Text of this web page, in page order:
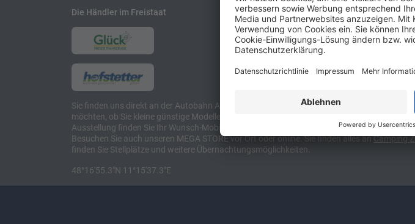
Die Händler im Freistaat
Sie finden uns direkt an der Autobahn A8 zwischen München und Stuttgart, 10 Minuten
möchten, ob Sie kleine günstige Modelle suchen, etwa kompakte Camper Vans, oder den
Ausstellung finden Sie Ihr Wunsch-Mobil und alles für Camping und Caravaning!
Besuchen Sie auch unseren MEGA STORE vor Ort oder online. Sie finden alles anCamping
finden Sie Stellplätze und weitere Übernachtungsmöglichkeiten.
48°16'55.3"N 11°15'37.3"E